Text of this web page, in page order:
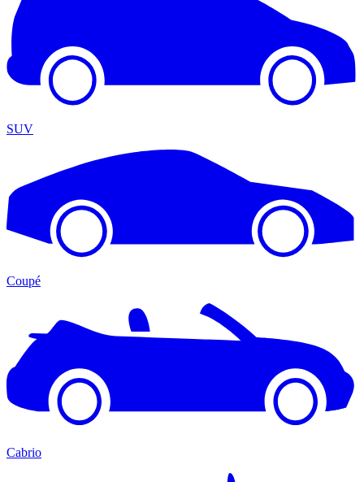
SUV
Coupé
Cabrio